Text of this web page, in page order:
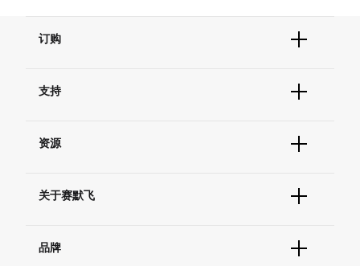
订购
订单状态查询
订单支持
现货供应中心
支持
联系我们 - 400 820 8982
查找文件&证书
资源
学习中心
促销
社交媒体
关于赛默飞
招聘
品牌